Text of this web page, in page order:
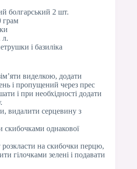
болгарський 2 шт.
грам
л.
і базиліка
виделкою, додати
і пропущений через прес
і при необхідності додати
видалити серцевину з
скибочками однакової
на скибочки перцю,
гілочками зелені і подавати